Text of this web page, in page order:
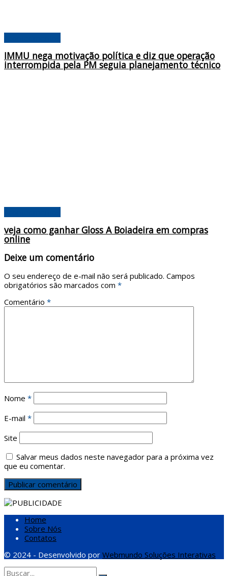
IMMU nega motivação política e diz que operação
interrompida pela PM seguia planejamento técnico
veja como ganhar Gloss A Boiadeira em compras
online
Deixe um comentário
O seu endereço de e-mail não será publicado. Campos
obrigatórios são marcados com *
Comentário *
Nome *
E-mail *
Site
Salvar meus dados neste navegador para a próxima vez
que eu comentar.
Home
Sobre Nós
Contatos
© 2024 - Desenvolvido por Webmundo Soluções Interativas